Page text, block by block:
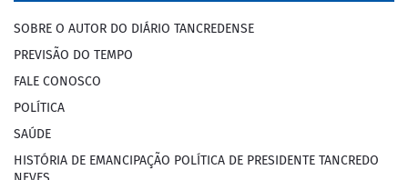
SOBRE O AUTOR DO DIÁRIO TANCREDENSE
PREVISÃO DO TEMPO
FALE CONOSCO
POLÍTICA
SAÚDE
HISTÓRIA DE EMANCIPAÇÃO POLÍTICA DE PRESIDENTE TANCREDO